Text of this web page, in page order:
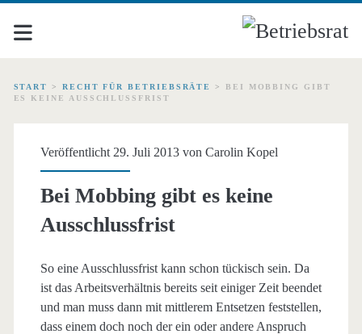
START > RECHT FÜR BETRIEBSRÄTE > BEI MOBBING GIBT
ES KEINE AUSSCHLUSSFRIST
Veröffentlicht 29. Juli 2013 von Carolin Kopel
Bei Mobbing gibt es keine
Ausschlussfrist
So eine Ausschlussfrist kann schon tückisch sein. Da
ist das Arbeitsverhältnis bereits seit einiger Zeit beendet
und man muss dann mit mittlerem Entsetzen feststellen,
dass einem doch noch der ein oder andere Anspruch